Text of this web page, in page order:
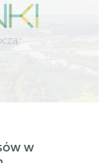
w